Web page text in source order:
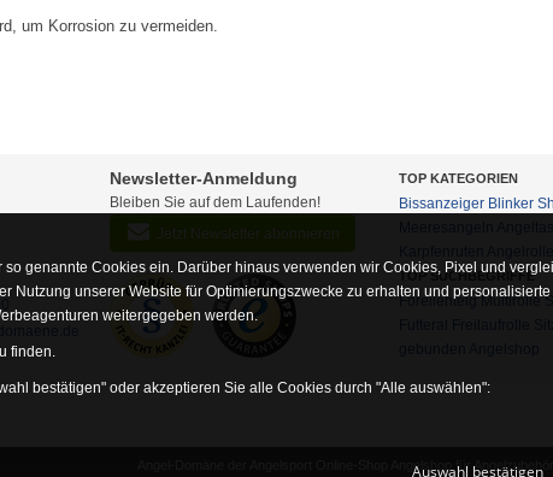
um Korrosion zu vermeiden.
Newsletter-Anmeldung
Bleiben Sie auf dem Laufenden!
Jetzt Newsletter abonnieren
TOP KATEGORIEN
Bissanzeiger Blinker
TOP SUCHBEGRIFFE
Forellenteig Multirolle
Angel-Domäne der Angelsport Online-Shop Angelshop für
genannte Cookies ein. Darüber hinaus verwenden wir Cookies, Pixel und
unserer Website für Optimierungszwecke zu erhalten und
weitergegeben werden.
finden.
bestätigen" oder akzeptieren Sie alle Cookies durch "Alle auswählen":
Auswahl bestätigen